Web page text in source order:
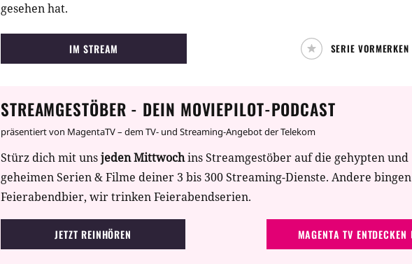
gesehen hat.
IM STREAM SERIE VORMERKEN
STREAMGESTÖBER - DEIN MOVIEPILOT-PODCAST
präsentiert von MagentaTV – dem TV- und Streaming-Angebot der Telekom
Stürz dich mit unsjeden Mittwochins Streamgestöber auf die gehypten und
geheimen Serien & Filme deiner 3 bis 300 Streaming-Dienste. Andere bingen
Feierabendbier, wir trinken Feierabendserien.
JETZT REINHÖREN MAGENTA TV ENTDECKEN